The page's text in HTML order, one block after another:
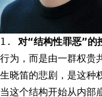
1. 对“结构性罪恶”的
行为，而是由一群权贵
生晓笛的悲剧，是这种
当这个结构开始从内部